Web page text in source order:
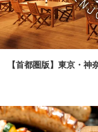
【首都圏版】東京・